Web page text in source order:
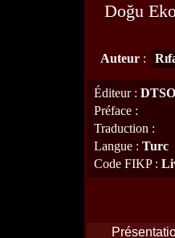
Doğu
Auteur :
Éditeur: DTSO
Préface :
Traduction :
Langue : Turc
Code FIKP: